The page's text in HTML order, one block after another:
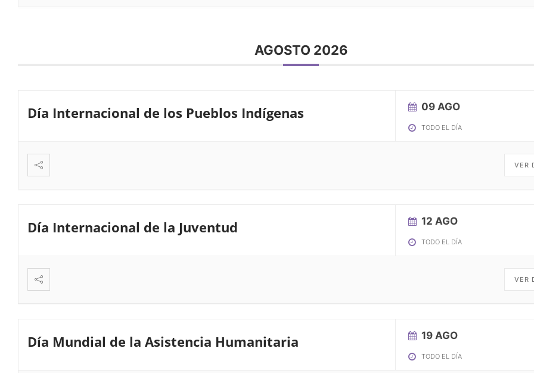
AGOSTO 2026
Día Internacional de los Pueblos Indígenas 09 AGO
TODO EL DÍA
VER
Día Internacional de la Juventud 12 AGO
TODO EL DÍA
VER
Día Mundial de la Asistencia Humanitaria 19 AGO
TODO EL DÍA